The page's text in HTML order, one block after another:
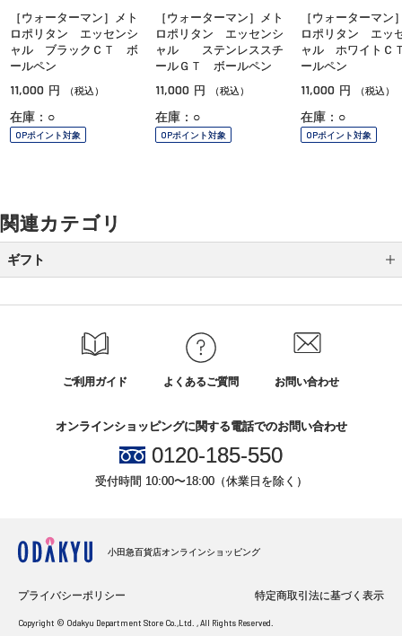
［ウォーターマン］メト
ロポリタン エッセンシ
ャル ブラックＣＴ ボ
ールペン
11,000 円 （税込）
在庫：○
OPポイント対象
［ウォーターマン］メト
ロポリタン エッセンシ
ャル ステンレススチ
ールＧＴ ボールペン
11,000 円 （税込）
在庫：○
OPポイント対象
［ウォーターマン
ロポリタン エッ
ャル ホワイトＣ
ールペン
11,000 円 （税込）
在庫：○
OPポイント対象
関連カテゴリ
ギフト
全国送料無料ギフト
誕生日ギフト
引越し・新築・開店祝い
ご利用ガイド よくあるご質問 お問い合わせ
オンラインショッピングに関する電話でのお問い合わせ
0120-185-550
受付時間 10:00〜18:00（休業日を除く）
小田急百貨店オンラインショッピング
プライバシーポリシー 特定商取引法に基づく表示
Copyright © Odakyu Department Store Co.,Ltd. , All Rights Reserved.